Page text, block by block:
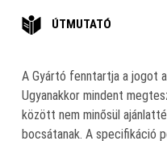
ÚTMUTATÓ
A Gyártó fenntartja a jogot
Ugyanakkor mindent
között nem minősül
bocsátanak. A specifikáció